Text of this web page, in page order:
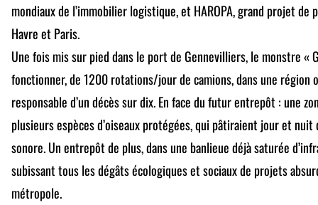
mondiaux de l’immobilier logistique, et HAROPA, grand projet
Havre et Paris.
Une fois mis sur pied dans le port de Gennevilliers, le monstre «
fonctionner, de 1200 rotations/jour de camions, dans une région
responsable d’un décès sur dix. En face du futur entrepôt : une
plusieurs espèces d’oiseaux protégées, qui pâtiraient jour et
sonore. Un entrepôt de plus, dans une banlieue déjà saturée
subissant tous les dégâts écologiques et sociaux de projets
métropole.